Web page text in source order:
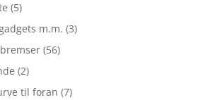
(5)
m.m. (3)
(56)
(2)
til foran (7)